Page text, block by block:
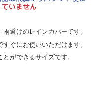
避けのレインカバーです。
ぐにお使いいただけます。
ができるサイズです。